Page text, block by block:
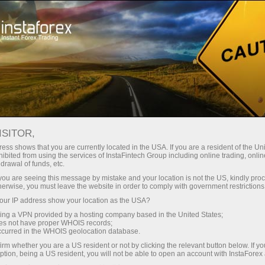
З InstaForex ви отримуєте доступ
можливостей: кредитне плече до
1:5000, одні з найкращих
спредів та комісій на ринку, а
також привабливі умови для
торгівлі акціями та індексами
Мінімальні спреди - максимум
Бонус 30% на кожен депозит
Швидкість
у трейдингу і на трасі
shows that you are currently located in the USA. If you are a resident of the
from using the services of InstaFintech Group including online trading,
of funds, etc.
are seeing this message by mistake and your location is not the US, kindly
you must leave the website in order to comply with government
IP address show your location as the USA?
a VPN provided by a hosting company based in the United States;
not have proper WHOIS records;
in the WHOIS geolocation database.
whether you are a US resident or not by clicking the relevant button below. If
being a US resident, you will not be able to open an account with InstaForex